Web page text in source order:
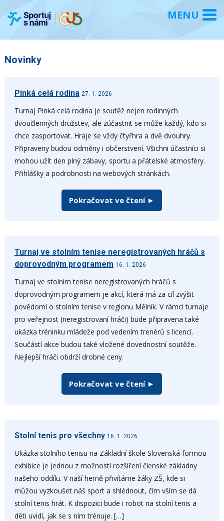
Novinky
Pinká celá rodina 27. 1. 2026
Turnaj Pinká celá rodina je soutěž nejen rodinných
dvoučlenných družstev, ale zúčastnit se může každý, kdo si
chce zasportovat. Hraje se vždy čtyřhra a dvě dvouhry.
Připraveny budou odměny i občerstvení. Všichni účastníci si
mohou užít den plný zábavy, sportu a přátelské atmosféry.
Přihlášky a podrobnosti na webových stránkách.
Pokračovat ve čtení ►
Turnaj ve stolním tenise neregistrovaných hráčů s
doprovodným programem 16. 1. 2026
Turnaj ve stolním tenise neregistrovaných hráčů s
doprovodným programem je akcí, která má za cíl zvýšit
povědomí o stolním tenise v regionu Mělník. V rámci turnaje
pro veřejnost (neregistrovaní hráči) bude připravena také
ukázka tréninku mládeže pod vedením trenérů s licencí.
Součástí akce budou také vložené dovednostní soutěže.
Nejlepší hráči obdrží drobné ceny.
Pokračovat ve čtení ►
Stolní tenis pro všechny 16. 1. 2026
Ukázka stolního tenisu na Základní škole Slovenská formou
exhibice je jednou z možností rozšíření členské základny
našeho oddílu. V naší herně přivítáme žáky ZŠ, kde si
můžou vyzkoušet náš sport a shlédnout, čím vším se dá
stolní tenis hrát. K dispozici bude i robot na stolní tenis a
děti uvidí, jak se s ním trénuje. […]